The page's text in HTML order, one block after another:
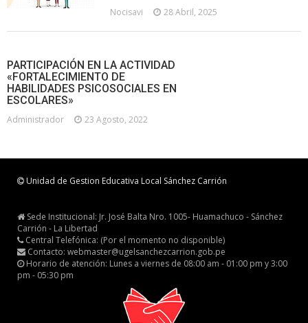
Nocisavi 28 Abril, 2025
PARTICIPACIÓN EN LA ACTIVIDAD
«FORTALECIMIENTO DE
HABILIDADES PSICOSOCIALES EN
ESCOLARES»
Administrador 23 Agosto, 2022
Unidad de Gestion Educativa Local Sánchez Carrión
Sede Institucional: Jr. José Balta Nro. 1005- Huamachuco - Sánchez
Carrión - La Libertad
Central Telefónica: (Por el momento no disponible)
Contacto: webmaster@ugelsanchezcarrion.gob.pe
Horario de atención: Lunes a viernes de 08:00 am - 01:00 pm y 3:00
pm - 05:30 pm